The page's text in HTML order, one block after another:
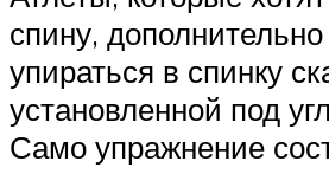
спину, дополнительно
упираться в спинку
установленной под
Само упражнение